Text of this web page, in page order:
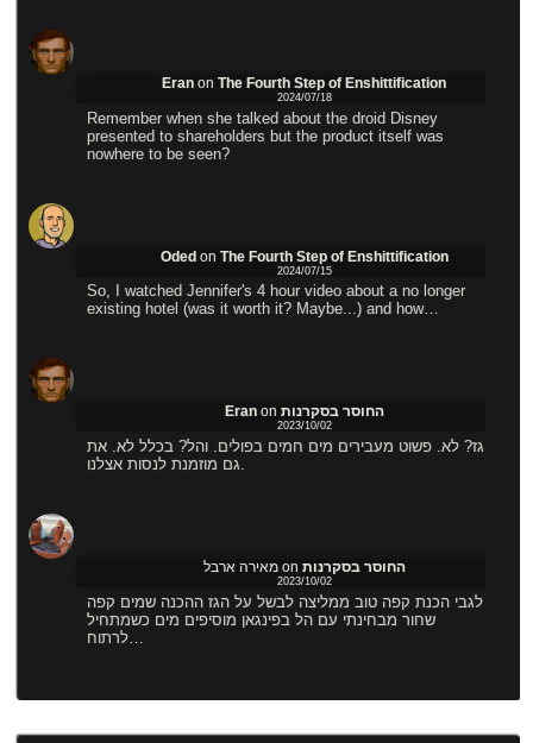
Eran onThe Fourth Step of Enshittification
2024/07/18
Remember when she talked about the droid Disney
presented to shareholders but the product itself was
nowhere to be seen?
Odedon The Fourth Step of Enshittification
2024/07/15
So, I watched Jennifer's 4 hour video about a no longer
existing hotel (was it worth it? Maybe...) and how…
Eranon החוסר בסקרנות
2023/10/02
גז? לא. פשוט מעבירים מים חמים בפולים. והל? בכלל לא. את
גם מוזמנת לנסות אצלנו.
מאירה ארבלon החוסר בסקרנות
2023/10/02
לגבי הכנת קפה טוב ממליצה לבשל על הגז ההכנה שמים קפה
שחור מבחינתי עם הל בפינגאן מוסיפים מים כשמתחיל